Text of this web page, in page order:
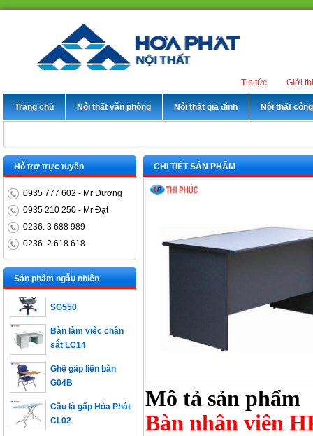
Giới
Tin tức
Trang chủ Nội thất văn phòng Nội thất gia đình Nội thất
CHI TIẾT SẢN PHẨM
Mô tả sản phẩm
Bàn nhân viên
Hỗ trợ trực tuyến
0935 777 602 - Mr Dương
0935 210 250 - Mr Đạt
0236. 3 688 989
0236. 2 618 618
Sản phẩm ngẫu nhiên
Bàn trưởng phòng
Ghế xoay nhân viên
SG550
sắt LC14
G04B
CL02